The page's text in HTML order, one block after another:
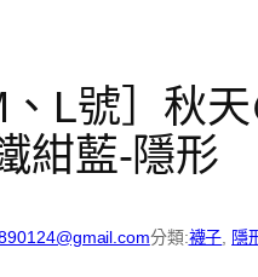
、L號］秋
紺藍-隱形
分類:襪子 隱